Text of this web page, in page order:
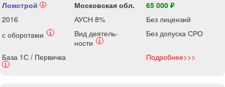
Ломстрой i Московская обл.
65 000 ₽
2016
АУСН 8%
Без лицензий
с оборотами
i
Вид деятель-
ности
i
Без допуска СРО
База 1С / Первичка
i
Подробнее>>>